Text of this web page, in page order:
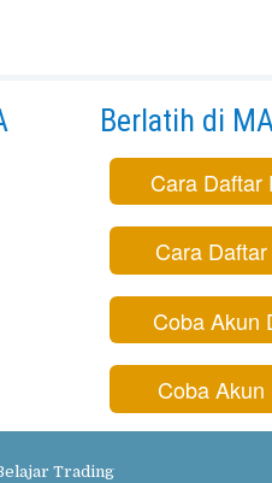
Berlatih di
Cara Daftar
Cara
Coba Akun
Coba Akun
Trading